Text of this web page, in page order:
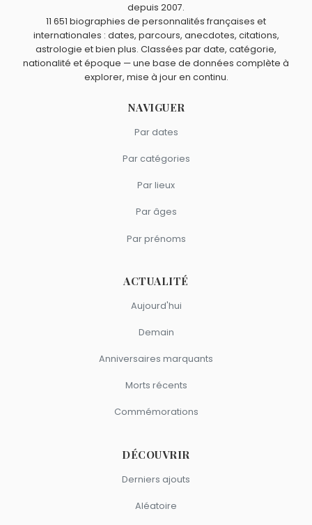
depuis 2007.
11 651 biographies de personnalités françaises et
internationales : dates, parcours, anecdotes, citations,
astrologie et bien plus. Classées par date, catégorie,
nationalité et époque — une base de données complète à
explorer, mise à jour en continu.
NAVIGUER
Par dates
Par catégories
Par lieux
Par âges
Par prénoms
ACTUALITÉ
Aujourd'hui
Demain
Anniversaires marquants
Morts récents
Commémorations
DÉCOUVRIR
Derniers ajouts
Aléatoire